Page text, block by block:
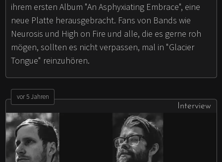
ihrem ersten Album "An Asphyxiating Embrace", eine
neue Platte herausgebracht. Fans von Bands wie
Neurosis und High on Fire und alle, die es gerne roh
mögen, sollten es nicht verpassen, mal in "Glacier
Tongue" reinzuhören.
vor 5 Jahren
Interview